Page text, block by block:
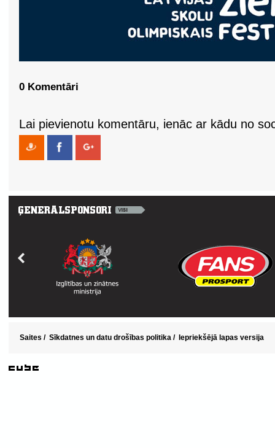
0 Komentāri
Lai pievienotu komentāru, ienāc ar kādu no
Saites / Sīkdatnes un datu drošības politika / Iepriekšējā lapas versija